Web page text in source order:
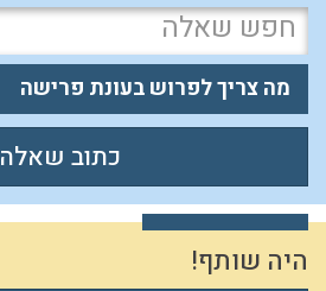
מה צריך לפרוש בעונת פרישה
כתוב שאלה
היה שותף!